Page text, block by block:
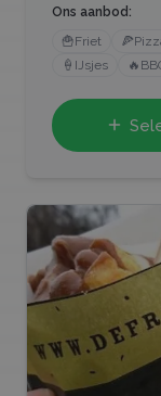
Ons aanbod:
🍟Friet 🍕
🍦 IJsjes 🔥